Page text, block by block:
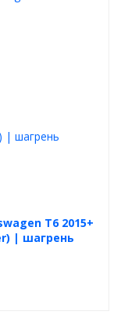
T6 2015+
| шагрень